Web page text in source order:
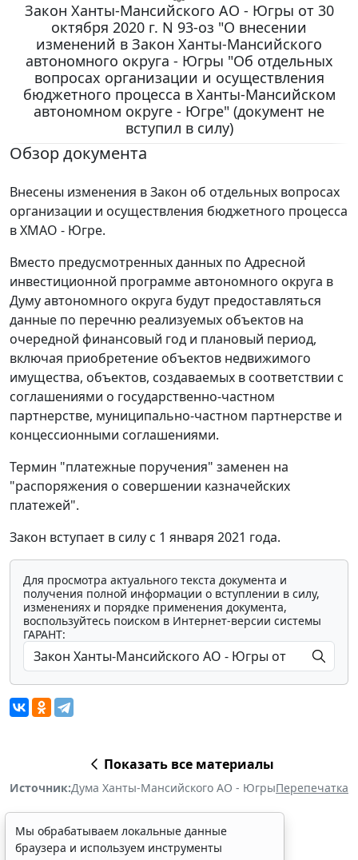
Закон Ханты-Мансийского АО - Югры от 30
октября 2020 г. N 93-оз "О внесении
изменений в Закон Ханты-Мансийского
автономного округа - Югры "Об отдельных
вопросах организации и осуществления
бюджетного процесса в Ханты-Мансийском
автономном округе - Югре" (документ не
вступил в силу)
Обзор документа
Внесены изменения в Закон об отдельных вопросах
организации и осуществления бюджетного процесса
в ХМАО - Югре.
Вместо предусмотренных данных по Адресной
инвестиционной программе автономного округа в
Думу автономного округа будут предоставляться
данные по перечню реализуемых объектов на
очередной финансовый год и плановый период,
включая приобретение объектов недвижимого
имущества, объектов, создаваемых в соответствии с
соглашениями о государственно-частном
партнерстве, муниципально-частном партнерстве и
концессионными соглашениями.
Термин "платежные поручения" заменен на
"распоряжения о совершении казначейских
платежей".
Закон вступает в силу с 1 января 2021 года.
Для просмотра актуального текста документа и
получения полной информации о вступлении в силу,
изменениях и порядке применения документа,
воспользуйтесь поиском в Интернет-версии системы
ГАРАНТ:
Показать все материалы
Источник:Дума Ханты-Мансийского АО - ЮгрыПерепечатка
Мы обрабатываем локальные данные
браузера и используем инструменты